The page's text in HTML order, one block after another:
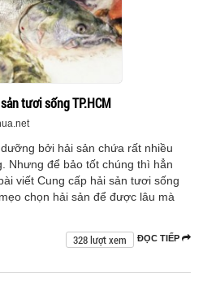
tươi sống TP.HCM
bởi hải sản chứa rất nhiều
Nhưng để bảo tốt chúng thì hẳn
viết Cung cấp hải sản tươi sống
chọn hải sản để được lâu mà
ĐỌC TIẾP
328 lượt xem